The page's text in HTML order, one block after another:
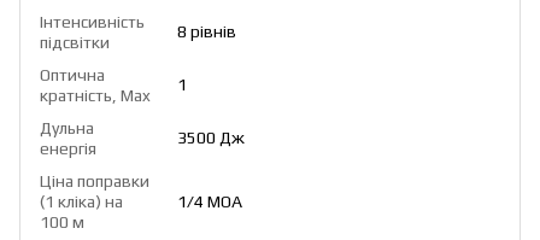
Інтенсивність
підсвітки
8 рівнів
Оптична
кратність, Max
1
Дульна
енергія
3500 Дж
Ціна поправки
(1 кліка) на
100 м
1/4 MOA